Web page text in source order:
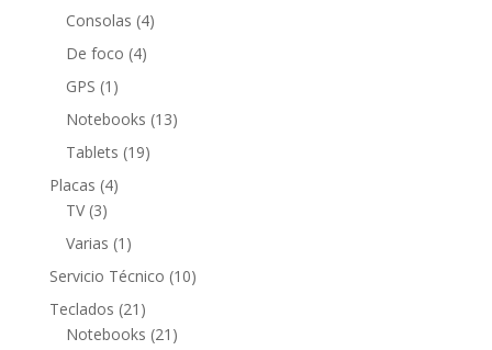
productos
Consolas 44
De foco 44
GPS 1 1
producto
Notebooks 1313
Tablets 1919
Placas 44
TV 33
productos
Varias 1 1
producto
Servicio Técnico 1010
Teclados 21 21
productos
Notebooks 21 21